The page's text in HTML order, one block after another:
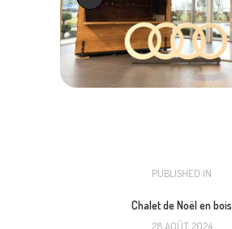
NAVIGATION
PUBLISHED IN
Chalet de Noël en bois
28 AOÛT 2024